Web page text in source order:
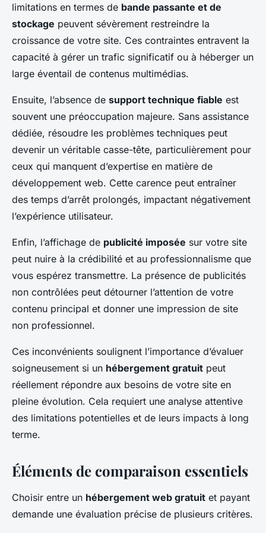
limitations en termes de bande passante et de
stockage peuvent sévèrement restreindre la
croissance de votre site. Ces contraintes entravent la
capacité à gérer un trafic significatif ou à héberger un
large éventail de contenus multimédias.
Ensuite, l’absence de support technique fiable est
souvent une préoccupation majeure. Sans assistance
dédiée, résoudre les problèmes techniques peut
devenir un véritable casse-tête, particulièrement pour
ceux qui manquent d’expertise en matière de
développement web. Cette carence peut entraîner
des temps d’arrêt prolongés, impactant négativement
l’expérience utilisateur.
Enfin, l’affichage de publicité imposée sur votre site
peut nuire à la crédibilité et au professionnalisme que
vous espérez transmettre. La présence de publicités
non contrôlées peut détourner l’attention de votre
contenu principal et donner une impression de site
non professionnel.
Ces inconvénients soulignent l’importance d’évaluer
soigneusement si un hébergement gratuit peut
réellement répondre aux besoins de votre site en
pleine évolution. Cela requiert une analyse attentive
des limitations potentielles et de leurs impacts à long
terme.
Éléments de comparaison essentiels
Choisir entre un hébergement web gratuit et payant
demande une évaluation précise de plusieurs critères.